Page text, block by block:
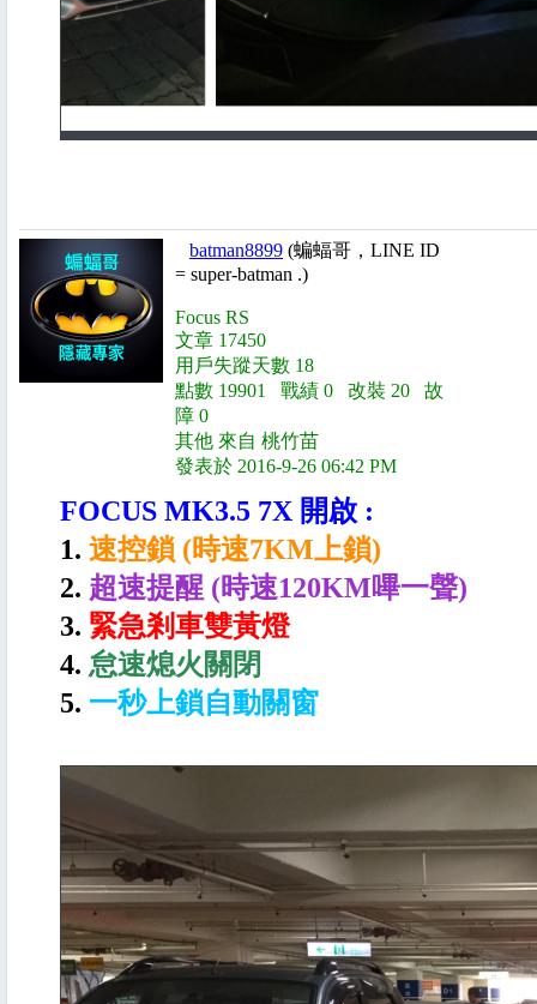
batman8899 (蝙蝠哥，LINE ID
= super-batman .)
Focus RS
文章 17450
用戶失蹤天數 18
點數 19901 戰績 0 改裝 20 故
障 0
其他 來自 桃竹苗
發表於 2016-9-26 06:42 PM
FOCUS MK3.5 7X 開啟 :
1. 速控鎖 (時速7KM上鎖)
2. 超速提醒 (時速120KM嗶一聲)
3. 緊急剎車雙黃燈
4. 怠速熄火關閉
5. 一秒上鎖自動關窗